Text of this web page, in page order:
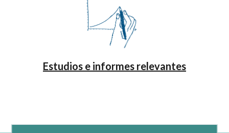
Estudios e informes relevantes